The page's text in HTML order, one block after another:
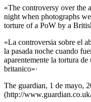
«The controversy over the
night when photographs
torture of a PoW by a
«La controversia sobre el
la pasada noche cuando
aparentemente la tortura
britanico»·
The guardian, 1 de mayo,
(http://